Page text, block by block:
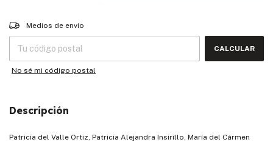
Entregas para el CP:
Medios de envío
CALCULAR
No sé mi código postal
Descripción
Patricia del Valle Ortiz, Patricia Alejandra Insirillo, María del Cármen